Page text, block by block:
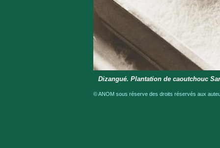
Dizangué. Plantation de caoutchouc
© ANOM sous réserve des droits réservés aux